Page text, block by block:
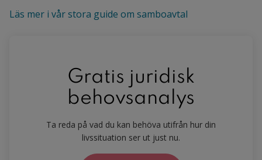
Läs mer i vår stora guide om samboavtal
Gratis juridisk
behovsanalys
Ta reda på vad du kan behöva utifrån hur din
livssituation ser ut just nu.